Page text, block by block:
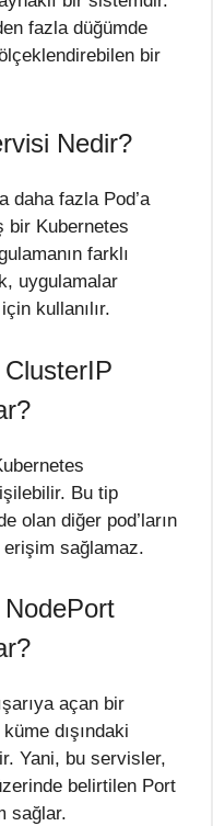
fazla düğümde
bir
Nedir?
daha fazla Pod’a
bir Kubernetes
farklı
uygulamalar
kullanılır.
ClusterIP
Bu tip
olan diğer pod’ların
erişim sağlamaz.
NodePort
açan bir
dışındaki
Yani, bu servisler,
belirtilen Port
sağlar.